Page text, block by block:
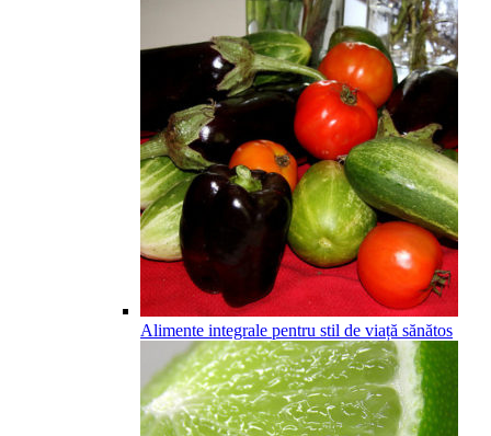
Alimente integrale pentru stil de viață sănătos